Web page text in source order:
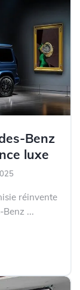
Benz
luxe
réinvente
Benz ...